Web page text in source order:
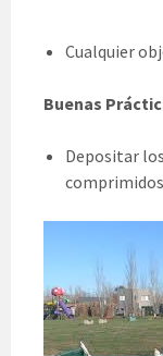
Cualquier
Buenas
Depositar